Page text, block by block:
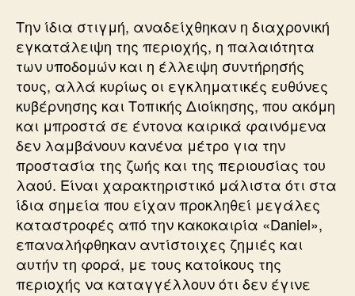
Την ίδια στιγμή, αναδείχθηκαν η διαχρονική
εγκατάλειψη της περιοχής, η παλαιότητα
των υποδομών και η έλλειψη συντήρησής
τους, αλλά κυρίως οι εγκληματικές ευθύνες
κυβέρνησης και Τοπικής Διοίκησης, που ακόμη
και μπροστά σε έντονα καιρικά φαινόμενα
δεν λαμβάνουν κανένα μέτρο για την
προστασία της ζωής και της περιουσίας του
λαού. Είναι χαρακτηριστικό μάλιστα ότι στα
ίδια σημεία που είχαν προκληθεί μεγάλες
καταστροφές από την κακοκαιρία «Daniel»,
επαναλήφθηκαν αντίστοιχες ζημιές και
αυτήν τη φορά, με τους κατοίκους της
περιοχής να καταγγέλλουν ότι δεν έγινε